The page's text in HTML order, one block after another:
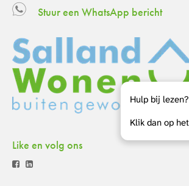
Stuur een WhatsApp bericht
Like en volg ons
Hulp bij lezen?
Klik dan op